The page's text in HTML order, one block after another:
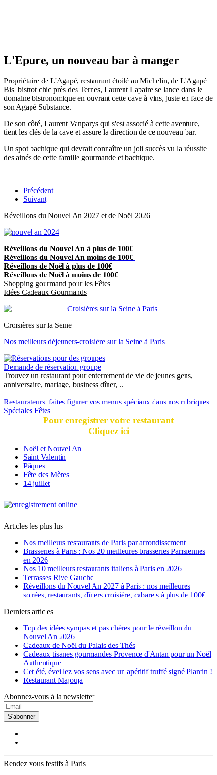
L'Epure, un nouveau bar à manger
Propriétaire de L'Agapé, restaurant étoilé au Michelin, de L'Agapé
Bis, bistrot chic près des Ternes, Laurent Lapaire se lance dans le
domaine bistronomique en ouvrant cette cave à vins, juste en face de
son Agapé Substance.
De son côté, Laurent Vanparys qui s'est associé à cette aventure,
tient les clés de la cave et assure la direction de ce nouveau bar.
Un spot bachique qui devrait connaître un joli succès vu la réussite
des ainés de cette famille gourmande et bachique.
Précédent
Suivant
Réveillons du Nouvel An 2027 et de Noël 2026
Réveillons du Nouvel An à plus de 100€
Réveillons du Nouvel An moins de 100€
Réveillons de Noël à plus de 100€
Réveillons de Noël à moins de 100€
Shopping gourmand pour les Fêtes
Idées Cadeaux Gourmands
Croisières sur la Seine
Nos meilleurs déjeuners-croisière sur la Seine à Paris
Demande de réservation groupe
Trouvez un restaurant pour enterrement de vie de jeunes gens,
anniversaire, mariage, business dîner, ...
Restaurateurs, faites figurer vos menus spéciaux dans nos rubriques
Spéciales Fêtes
Pour enregistrer votre restaurant
Cliquez ici
Noël et Nouvel An
Saint Valentin
Pâques
Fête des Mères
14 juillet
Articles les plus lus
Nos meilleurs restaurants de Paris par arrondissement
Brasseries à Paris : Nos 20 meilleures brasseries Parisiennes
en 2026
Nos 10 meilleurs restaurants italiens à Paris en 2026
Terrasses Rive Gauche
Réveillons du Nouvel An 2027 à Paris : nos meilleures
soirées, restaurants, dîners croisière, cabarets à plus de 100€
Derniers articles
Top des idées sympas et pas chères pour le réveillon du
Nouvel An 2026
Cadeaux de Noël du Palais des Thés
Cadeaux tisanes gourmandes Provence d'Antan pour un Noël
Authentique
Cet été, éveillez vos sens avec un apéritif truffé signé Plantin !
Restaurant Majouja
Abonnez-vous à la newsletter
S'abonner
Rendez vous festifs à Paris